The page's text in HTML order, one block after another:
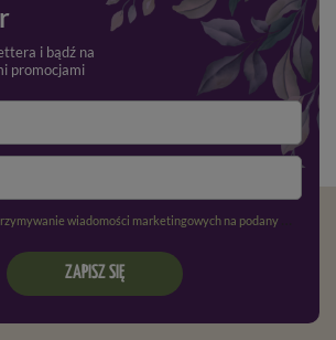
i bądź na
promocjami
marketingowych na podany adres e-mail oraz przetwarzanie danych osobowych zgodnie z
ZAPISZ SIĘ